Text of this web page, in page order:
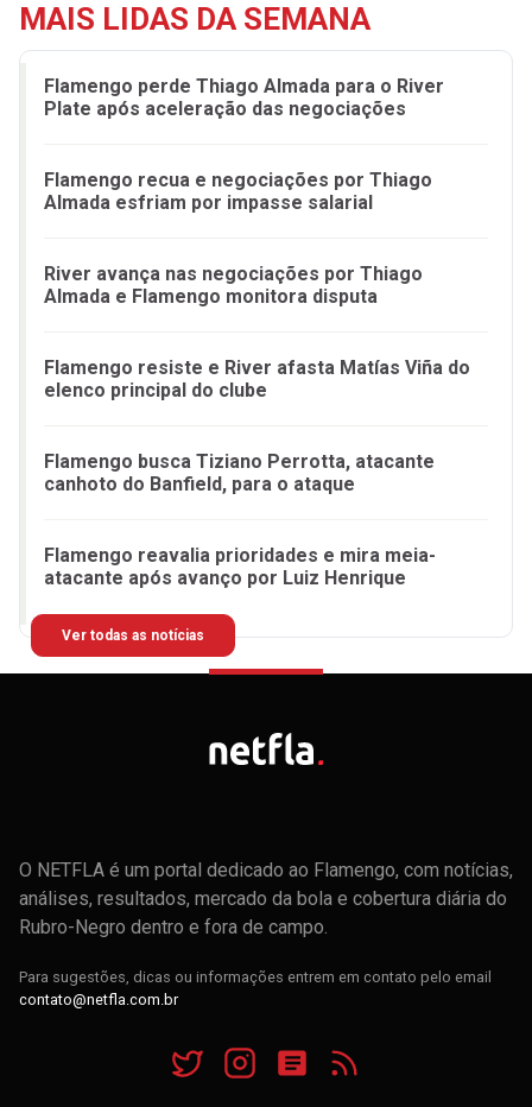
MAIS LIDAS DA SEMANA
Flamengo perde Thiago Almada para o River
Plate após aceleração das negociações
Flamengo recua e negociações por Thiago
Almada esfriam por impasse salarial
River avança nas negociações por Thiago
Almada e Flamengo monitora disputa
Flamengo resiste e River afasta Matías Viña do
elenco principal do clube
Flamengo busca Tiziano Perrotta, atacante
canhoto do Banfield, para o ataque
Flamengo reavalia prioridades e mira meia-
atacante após avanço por Luiz Henrique
Ver todas as notícias
O NETFLA é um portal dedicado ao Flamengo, com notícias,
análises, resultados, mercado da bola e cobertura diária do
Rubro-Negro dentro e fora de campo.
Para sugestões, dicas ou informações entrem em contato pelo email
contato@netfla.com.br